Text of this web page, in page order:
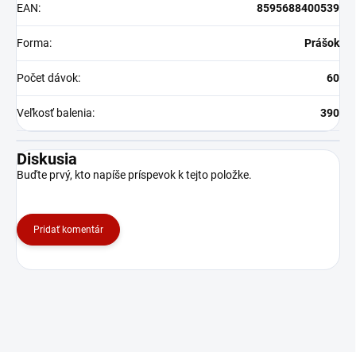
EAN: 8595688400539
Forma: Prášok
Počet dávok: 60
Veľkosť balenia: 390
Diskusia
Buďte prvý, kto napíše príspevok k tejto položke.
Pridať komentár